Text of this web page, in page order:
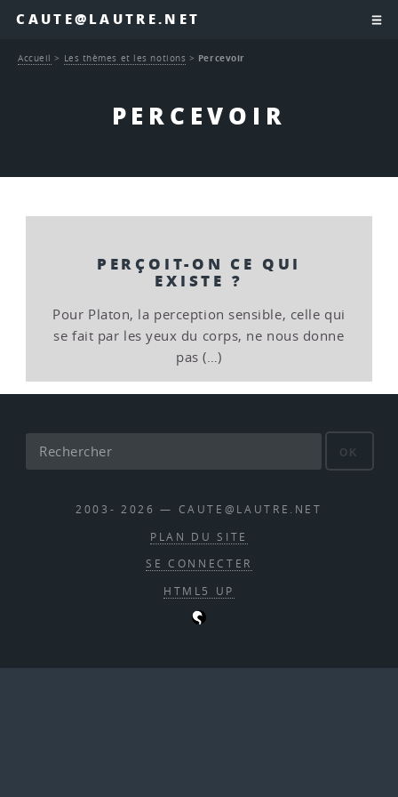
CAUTE@LAUTRE.NET
PERCEVOIR
Accueil > Les thèmes et les notions > Percevoir
PERÇOIT-ON CE QUI
EXISTE ?
Pour Platon, la perception sensible, celle qui
se fait par les yeux du corps, ne nous donne
pas (…)
OK
2003- 2026 — CAUTE@LAUTRE.NET
PLAN DU SITE
SE CONNECTER
HTML5 UP